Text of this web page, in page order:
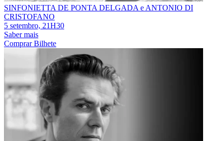
SINFONIETTA DE PONTA DELGADA e ANTONIO DI
CRISTOFANO
5 setembro, 21H30
Saber mais
Comprar Bilhete